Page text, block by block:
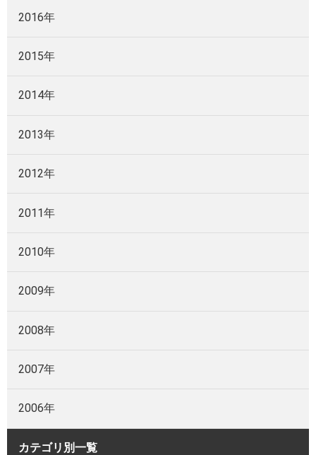
2016年
2015年
2014年
2013年
2012年
2011年
2010年
2009年
2008年
2007年
2006年
カテゴリ別一覧